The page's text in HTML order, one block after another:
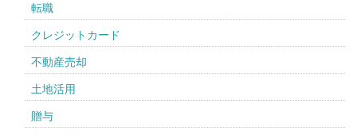
転職
クレジットカード
不動産売却
土地活用
贈与